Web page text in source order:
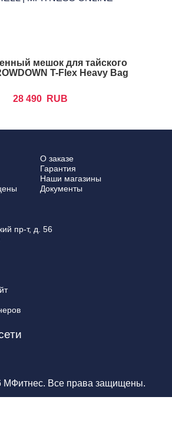
мешок для тайского
T-Flex Heavy Bag
28 490 RUB
О заказе
Гарантия
Наши магазины
Документы
пр-т, д. 56
МФитнес. Все права защищены.